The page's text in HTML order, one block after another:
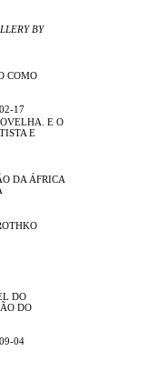
BY
COMO
17
E O
E
DA ÁFRICA
DO
DO
04